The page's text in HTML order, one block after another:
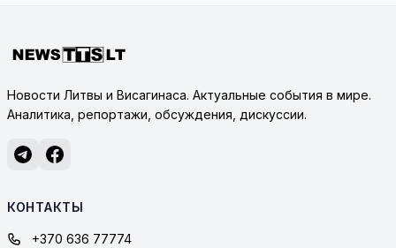
Новости Литвы и Висагинаса. Актуальные события в мире.
Аналитика, репортажи, обсуждения, дискуссии.
КОНТАКТЫ
+370 636 77774